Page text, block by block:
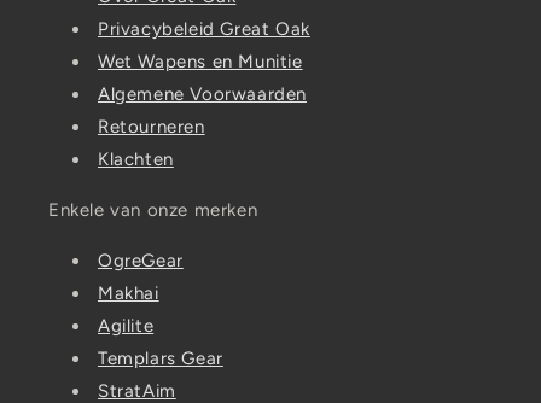
Privacybeleid Great Oak
Wet Wapens en Munitie
Algemene Voorwaarden
Retourneren
Klachten
Enkele van onze merken
OgreGear
Makhai
Agilite
Templars Gear
StratAim